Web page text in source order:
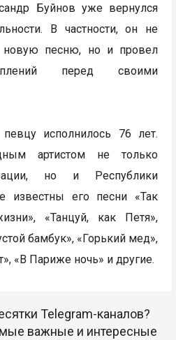
Буйнов уже вернулся
В частности, он не
песню, но и провел
перед своими
исполнилось 76 лет.
артистом не только
но и Республики
известны его песни «Так
«Танцуй, как Петя»,
бамбук», «Горький мед»,
«В Париже ночь» и другие.
Telegram-каналов?
важные и интересные